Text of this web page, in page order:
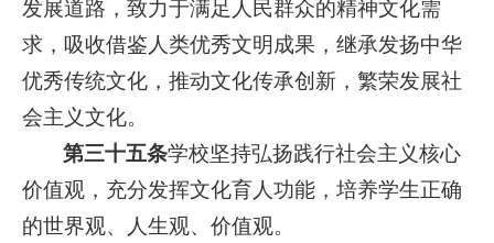
发展道路，致力于满足人民群众的精神文化需
求，吸收借鉴人类优秀文明成果，继承发扬中华
优秀传统文化，推动文化传承创新，繁荣发展社
会主义文化。
第三十五条学校坚持弘扬践行社会主义核心
价值观，充分发挥文化育人功能，培养学生正确
的世界观、人生观、价值观。